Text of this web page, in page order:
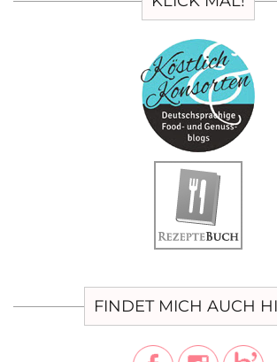
FINDET MICH AUCH